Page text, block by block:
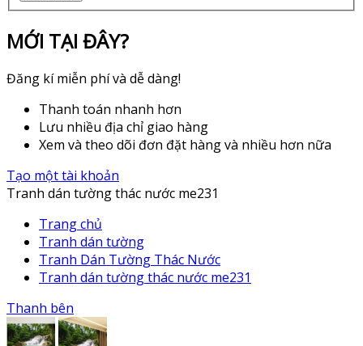
MỚI TẠI ĐÂY?
Đăng kí miễn phí và dễ dàng!
Thanh toán nhanh hơn
Lưu nhiều địa chỉ giao hàng
Xem và theo dõi đơn đặt hàng và nhiều hơn nữa
Tạo một tài khoản
Tranh dán tường thác nước me231
Trang chủ
Tranh dán tường
Tranh Dán Tường Thác Nước
Tranh dán tường thác nước me231
Thanh bên